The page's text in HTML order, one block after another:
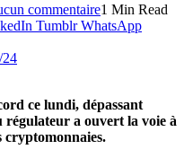
commentaire1 Min Read
Tumblr WhatsApp
ce lundi, dépassant
régulateur a ouvert la voie à
cryptomonnaies.